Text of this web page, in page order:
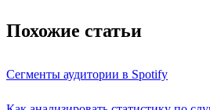
Похожие статьи
Сегменты аудитории в Spotify